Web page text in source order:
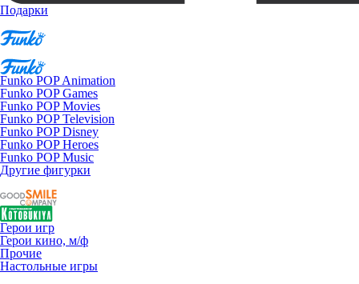
Подарки
Funko POP Animation
Funko POP Games
Funko POP Movies
Funko POP Television
Funko POP Disney
Funko POP Heroes
Funko POP Music
Другие фигурки
Герои игр
Герои кино, м/ф
Прочие
Настольные игры